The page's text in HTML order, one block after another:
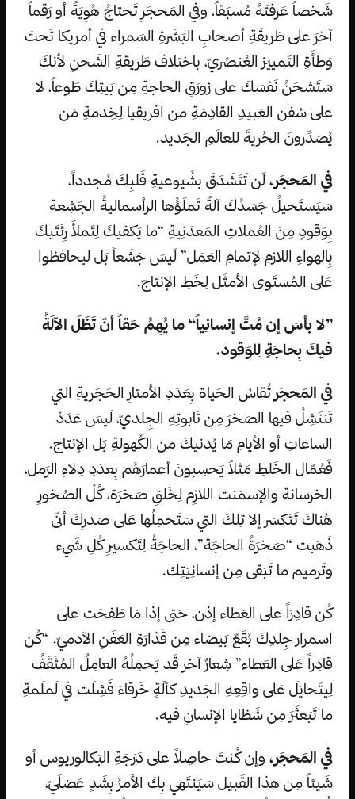
شَخصاً عَرفتَهُ مُسبَقاً، وفي المَحجَرِ تَحتاجُ هُوِيَةً أو رَقماً
آخرَ على طَريقَةِ أصحابِ البَشَرةِ السَمراء في أمريكا تَحتَ
وَطأَةِ التَمييز العُنصُريّ، باختلاف طَريقةِ الشَحنِ لأنكَ
سَتَشحَنُ نَفسَكَ على زورَقِ الحاجةِ مِن بَيتِكَ طَوعاً، لا
على سُفن العَبيدِ القادِمَةِ من افريقيا لِخِدمةِ مَن
يُصَدِّرونَ الحُريةَ للعالَمِ الجَديد.
في المَحجَر، لَن تَتَشَدَقَ بشُيوعيةِ قَلبِكَ مُجدداً،
سَيَستَحيلُ جَسَدُكَ آلةً تَملَؤُها الرأسماليةُ الجَشِعة
بِوَقودٍ مِنَ العُملاتِ المَعدَنِيةِ “ما يَكفيكَ لِتَملأَ رِئَتَيكَ
بِالهواءِ اللازمِ لإتمامِ العَمَل” لَيسَ جَشَعاً بَل ليحافظوا
عَلى المُستَوى الأمثَل لِخَطِ الإنتاج.
”لا بأسَ إن مُتَّ إنسانِياً“ ما يُهِمُ حَقاً أنّ تَظَلَ الآلَةُ
فيكَ بِحاجَةٍ لِلوَقود.
في المَحجَر تُقاسُ الحَياة بِعَدَدِ الأمتارِ الحَجَريةِ التي
تَنتَشِلُ فيها الصَخرَ مِن تَابوتِهِ الجِلديّ، لَيسَ عَدَدُ
الساعاتِ أو الأيامِ مَا يُدنيكَ من الكُهولةِ بَل الإنتاج.
فَعُمّال الخَلطِ مَثلاً يَحسِبونَ أعمارَهُم بِعدَدِ دِلاءِ الرَمل،
الخرسانة والإسمَنت اللازِم لِخَلقِ صَخرَة، كُلُ الصُخورِ
هُناكَ تَتَكسَر إلا تِلكَ التي سَتَحمِلُها عَلى صَدرِكَ أنّى
ذَهَبت “صَخرَةُ الحاجَة”، الحاجَةُ لِتَكسيرِ كُلِ شَيء
وتَرميم ما تَبَقى مِن إنسانِيَتِك.
كُن قادِرَاً على العَطاء إذن، حَتى إذا مَا طَفحَت على
اسمرار جِلدِكَ بُقَعٌ بَيضاء مِن قَذارَةِ العَفَنِ الآدميّ. “كُن
قادِراً عَلى العَطاء” شِعارٌ آخر قَد يَحمِلُهُ العامِلُ المُثَقَفُ
لِيتَحايَلَ عَلى واقِعِهِ الجَديدِ كآلَةٍ خَرقاءَ فَشِلَت في لَملَمةِ
ما تَبَعثَرَ مِن شَظايا الإنسانِ فيه.
في المَحجَر، وإن كُنتَ حاصِلاً على دَرَجَةِ البَكالوريوس أو
شَيئاً مِن هذا القَبيل سَيَنتَهي بِكَ الأمرُ بِشَدٍ عَضلَيّ،